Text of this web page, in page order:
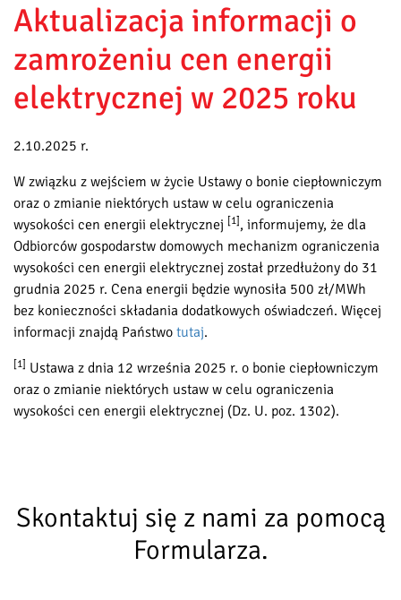
Aktualizacja informacji o
zamrożeniu cen energii
elektrycznej w 2025 roku
2.10.2025 r.
W związku z wejściem w życie Ustawy o bonie ciepłowniczym
oraz o zmianie niektórych ustaw w celu ograniczenia
wysokości cen energii elektrycznej [1], informujemy, że dla
Odbiorców gospodarstw domowych mechanizm ograniczenia
wysokości cen energii elektrycznej został przedłużony do 31
grudnia 2025 r. Cena energii będzie wynosiła 500 zł/MWh
bez konieczności składania dodatkowych oświadczeń. Więcej
informacji znajdą Państwo tutaj.
[1] Ustawa z dnia 12 września 2025 r. o bonie ciepłowniczym
oraz o zmianie niektórych ustaw w celu ograniczenia
wysokości cen energii elektrycznej (Dz. U. poz. 1302).
Skontaktuj się z nami za pomocą
Formularza.